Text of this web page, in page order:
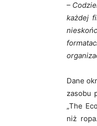
–
każdej
Dane
zasobu
„The
niż